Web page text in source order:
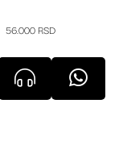
56.000 RSD